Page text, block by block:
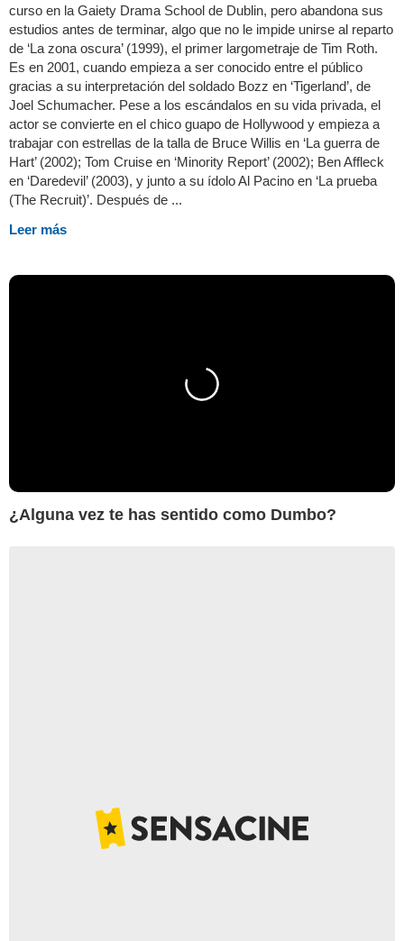
curso en la Gaiety Drama School de Dublin, pero abandona sus
estudios antes de terminar, algo que no le impide unirse al reparto
de ‘La zona oscura’ (1999), el primer largometraje de Tim Roth.
Es en 2001, cuando empieza a ser conocido entre el público
gracias a su interpretación del soldado Bozz en ‘Tigerland’, de
Joel Schumacher. Pese a los escándalos en su vida privada, el
actor se convierte en el chico guapo de Hollywood y empieza a
trabajar con estrellas de la talla de Bruce Willis en ‘La guerra de
Hart’ (2002); Tom Cruise en ‘Minority Report’ (2002); Ben Affleck
en ‘Daredevil’ (2003), y junto a su ídolo Al Pacino en ‘La prueba
(The Recruit)’. Después de ...
Leer más
¿Alguna vez te has sentido como Dumbo?